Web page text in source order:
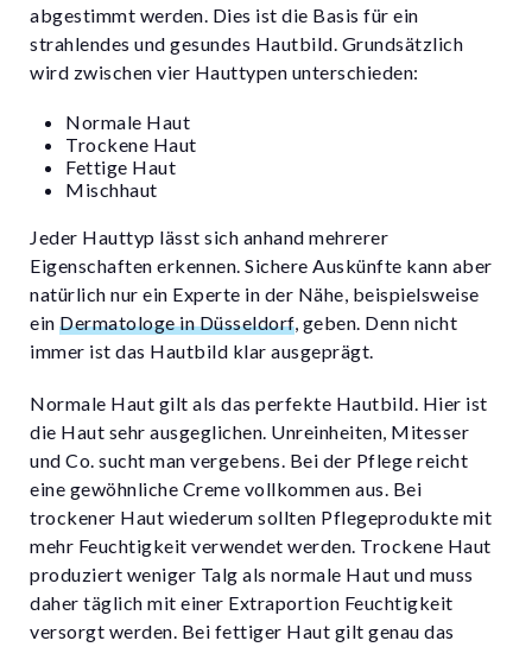
abgestimmt werden. Dies ist die Basis für ein
strahlendes und gesundes Hautbild. Grundsätzlich
wird zwischen vier Hauttypen unterschieden:
Normale Haut
Trockene Haut
Fettige Haut
Mischhaut
Jeder Hauttyp lässt sich anhand mehrerer
Eigenschaften erkennen. Sichere Auskünfte kann aber
natürlich nur ein Experte in der Nähe, beispielsweise
ein Dermatologe in Düsseldorf, geben. Denn nicht
immer ist das Hautbild klar ausgeprägt.
Normale Haut gilt als das perfekte Hautbild. Hier ist
die Haut sehr ausgeglichen. Unreinheiten, Mitesser
und Co. sucht man vergebens. Bei der Pflege reicht
eine gewöhnliche Creme vollkommen aus. Bei
trockener Haut wiederum sollten Pflegeprodukte mit
mehr Feuchtigkeit verwendet werden. Trockene Haut
produziert weniger Talg als normale Haut und muss
daher täglich mit einer Extraportion Feuchtigkeit
versorgt werden. Bei fettiger Haut gilt genau das